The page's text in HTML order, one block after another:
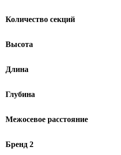
Количество секций
Высота
Длина
Глубина
Межосевое расстояние
Бренд 2